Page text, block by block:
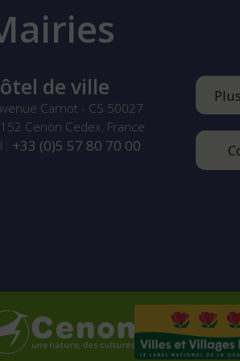
de ville
Carnot - CS 50027
Cenon Cedex, France
: +33 (0)5 57 80 70 00